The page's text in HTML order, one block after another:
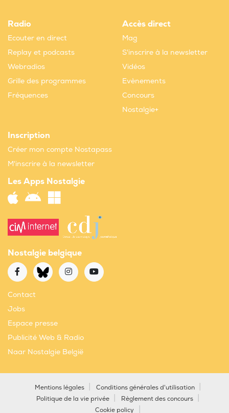
Radio
Ecouter en direct
Replay et podcasts
Webradios
Grille des programmes
Fréquences
Accès direct
Mag
S'inscrire à la newsletter
Vidéos
Evènements
Concours
Nostalgie+
Inscription
Créer mon compte Nostapass
M'inscrire à la newsletter
Les Apps Nostalgie
Nostalgie belgique
Contact
Jobs
Espace presse
Publicité Web & Radio
Naar Nostalgie België
Mentions légales
Conditions générales d'utilisation
Politique de la vie privée
Règlement des concours
Cookie policy